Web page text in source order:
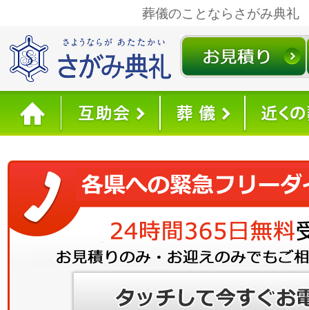
葬儀のことならさがみ典礼